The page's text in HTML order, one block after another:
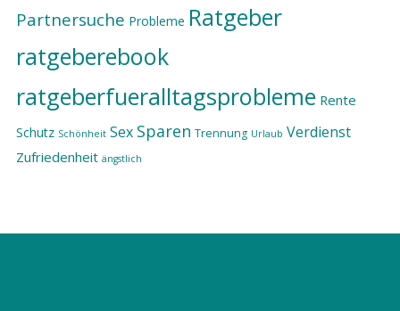
Partnersuche Probleme Ratgeber
ratgeberebook
ratgeberfueralltagsprobleme Rente
Schutz Schönheit Sex Sparen Trennung Urlaub Verdienst
Zufriedenheit ängstlich